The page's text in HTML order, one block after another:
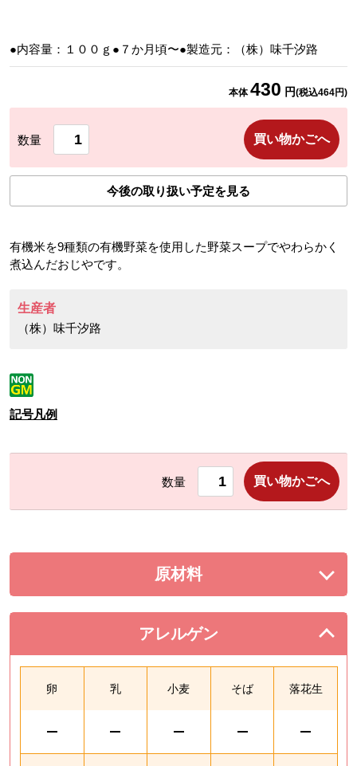
●内容量：１００ｇ●７か月頃〜●製造元：（株）味千汐路
本体430 円(税込464円)
数量 買い物かごへ
今後の取り扱い予定を見る
有機米を9種類の有機野菜を使用した野菜スープでやわらかく
煮込んだおじやです。
生産者
（株）味千汐路
記号凡例
数量 買い物かごへ
原材料を展開する。
アレルゲン
を閉じる。
卵 乳 小麦 そば 落花生